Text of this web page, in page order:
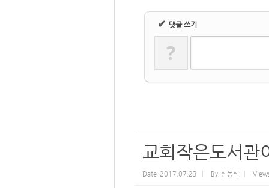
✔ 댓글 쓰기
?
교회작은도서관
Date 2017.07.23 By 신동석